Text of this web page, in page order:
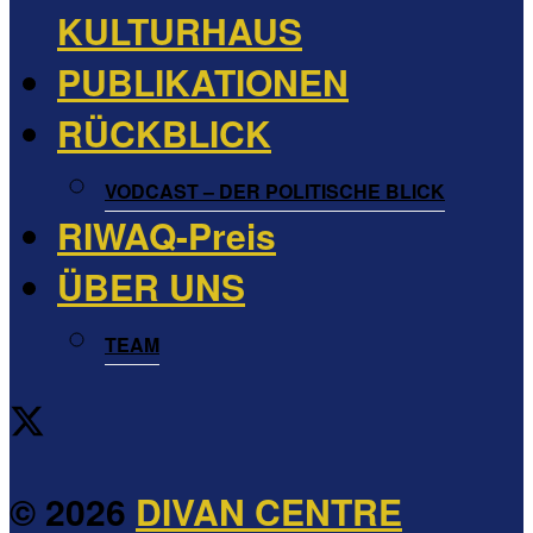
KULTURHAUS
PUBLIKATIONEN
RÜCKBLICK
VODCAST – DER POLITISCHE BLICK
RIWAQ-Preis
ÜBER UNS
TEAM
© 2026 DIVAN CENTRE